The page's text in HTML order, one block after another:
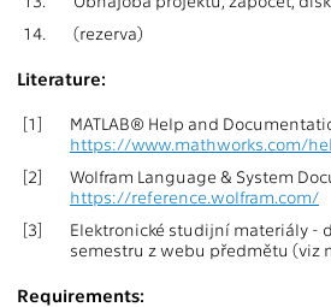
14.
(rezerva)
Literature:
[1]
MATLAB® Help and
https://www.mathworks.com/
[2]
Wolfram Language & System
https://reference.wolfram.com/
[3]
Elektronické studijní materiály -
semestru z webu předmětu (viz
Requirements: